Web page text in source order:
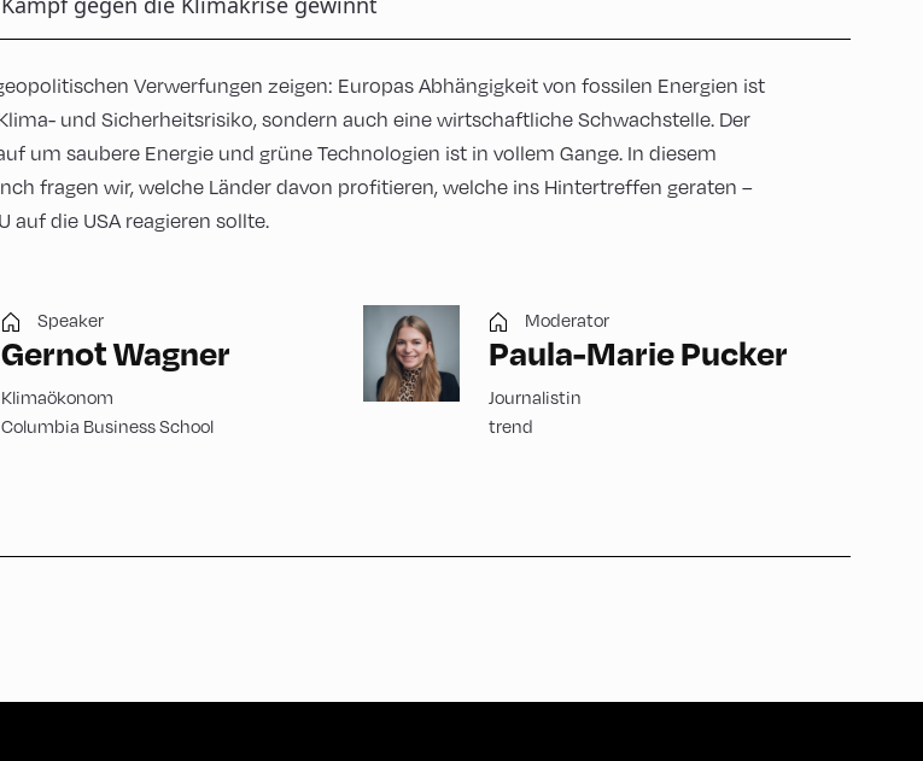
Verwerfungen zeigen: Europas Abhängigkeit von fossilen Energien ist
und Sicherheitsrisiko, sondern auch eine wirtschaftliche Schwachstelle. Der
um saubere Energie und grüne Technologien ist in vollem Gange. In diesem
fragen wir, welche Länder davon profitieren, welche ins Hintertreffen geraten –
auf die USA reagieren sollte.
Speaker
Gernot Wagner
Klimaökonom
Columbia Business School
Moderator
Paula-Marie Pucker
Journalistin
trend